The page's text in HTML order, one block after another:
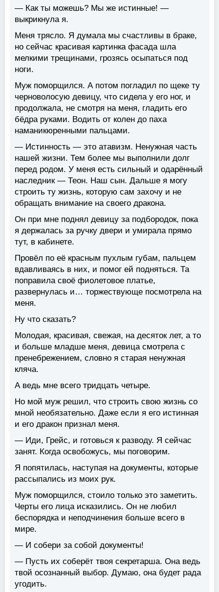
— Как ты можешь? Мы же истинные! —
выкрикнула я.
Меня трясло. Я думала мы счастливы в браке,
но сейчас красивая картинка фасада шла
мелкими трещинами, грозясь осыпаться под
ноги.
Муж поморщился. А потом погладил по щеке ту
черноволосую девицу, что сидела у его ног, и
продолжала, не смотря на меня, гладить его
бёдра руками. Водить от колен до паха
наманикюренными пальцами.
— Истинность — это атавизм. Ненужная часть
нашей жизни. Тем более мы выполнили долг
перед родом. У меня есть сильный и одарённый
наследник — Теон. Наш сын. Дальше я могу
строить ту жизнь, которую сам захочу и не
обращать внимание на своего дракона.
Он при мне поднял девицу за подбородок, пока
я держалась за ручку двери и умирала прямо
тут, в кабинете.
Провёл по её красным пухлым губам, пальцем
вдавливаясь в них, и помог ей подняться. Та
поправила своё фиолетовое платье,
развернулась и… торжествующе посмотрела на
меня.
Ну что сказать?
Молодая, красивая, свежая, на десяток лет, а то
и больше младше меня, девица смотрела с
пренебрежением, словно я старая ненужная
кляча.
А ведь мне всего тридцать четыре.
Но мой муж решил, что строить свою жизнь со
мной необязательно. Даже если я его истинная
и его дракон признал меня.
— Иди, Грейс, и готовься к разводу. Я сейчас
занят. Когда освобожусь, мы поговорим.
Я попятилась, наступая на документы, которые
рассыпались из моих рук.
Муж поморщился, стоило только это заметить.
Черты его лица исказились. Он не любил
беспорядка и неподчинения больше всего в
мире.
— И собери за собой документы!
— Пусть их соберёт твоя секретарша. Она ведь
твой осознанный выбор. Думаю, она будет рада
угодить.